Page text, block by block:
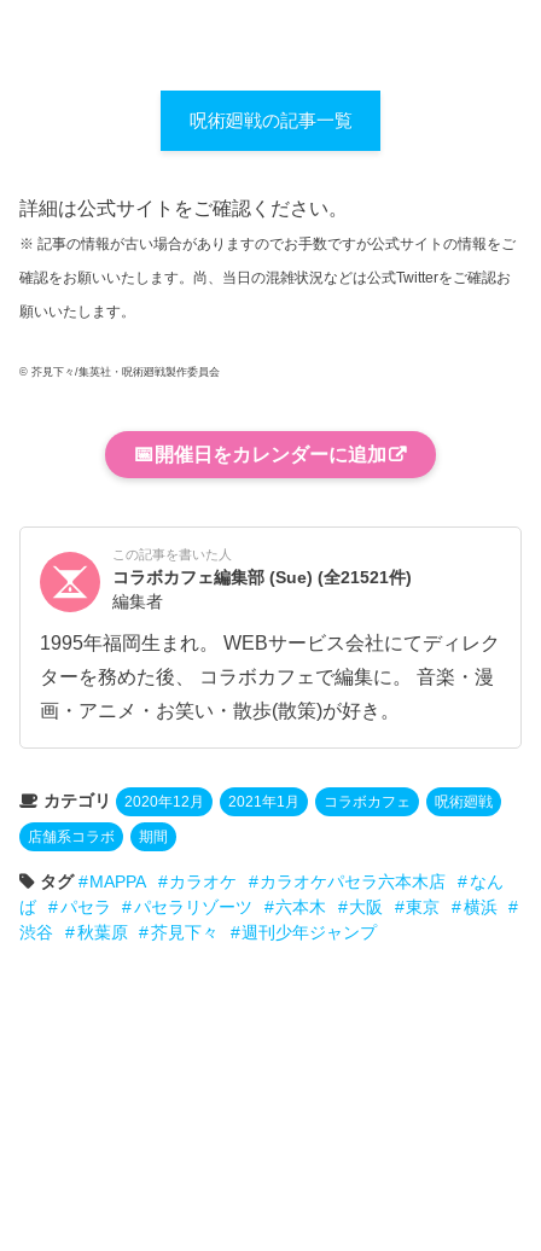
呪術廻戦の記事一覧
詳細は公式サイトをご確認ください。
※ 記事の情報が古い場合がありますのでお手数ですが公式サイトの情報をご
確認をお願いいたします。尚、当日の混雑状況などは公式Twitterをご確認お
願いいたします。
© 芥見下々/集英社・呪術廻戦製作委員会
📅 開催日をカレンダーに追加
この記事を書いた人
コラボカフェ編集部 (Sue)(全21521件)
編集者
1995年福岡生まれ。 WEBサービス会社にてディレク
ターを務めた後、 コラボカフェで編集に。 音楽・漫
画・アニメ・お笑い・散歩(散策)が好き。
カテゴリ 2020年12月 2021年1月 コラボカフェ 呪術廻戦
店舗系コラボ 期間
タグ MAPPA カラオケ カラオケパセラ六本木店
なん
ば
パセラ パセラリゾーツ 六本木 大阪 東京
横浜
渋谷
秋葉原 芥見下々 週刊少年ジャンプ